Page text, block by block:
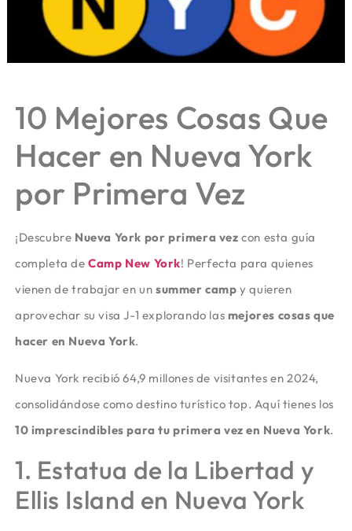
10 Mejores Cosas Que
Hacer en Nueva York
por Primera Vez
¡Descubre Nueva York por primera vez con esta guía
completa deCamp New York! Perfecta para quienes
vienen de trabajar en un summer camp y quieren
aprovechar su visa J-1 explorando las mejores cosas que
hacer en Nueva York.
Nueva York recibió 64,9 millones de visitantes en 2024,
consolidándose como destino turístico top. Aquí tienes los
10 imprescindibles para tu primera vez en Nueva York.
1. Estatua de la Libertad y
Ellis Island en Nueva York